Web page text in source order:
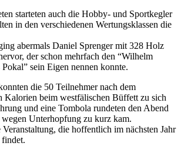
starteten auch die Hobby- und Sportkegler
in den verschiedenen Wertungsklassen die
abermals Daniel Sprenger mit 328 Holz
der schon mehrfach den “Wilhelm
sein Eigen nennen konnte.
die 50 Teilnehmer nach dem
Kalorien beim westfälischen Büffett zu sich
und eine Tombola rundeten den Abend
Unterhopfung zu kurz kam.
Veranstaltung, die hoffentlich im nächsten Jahr